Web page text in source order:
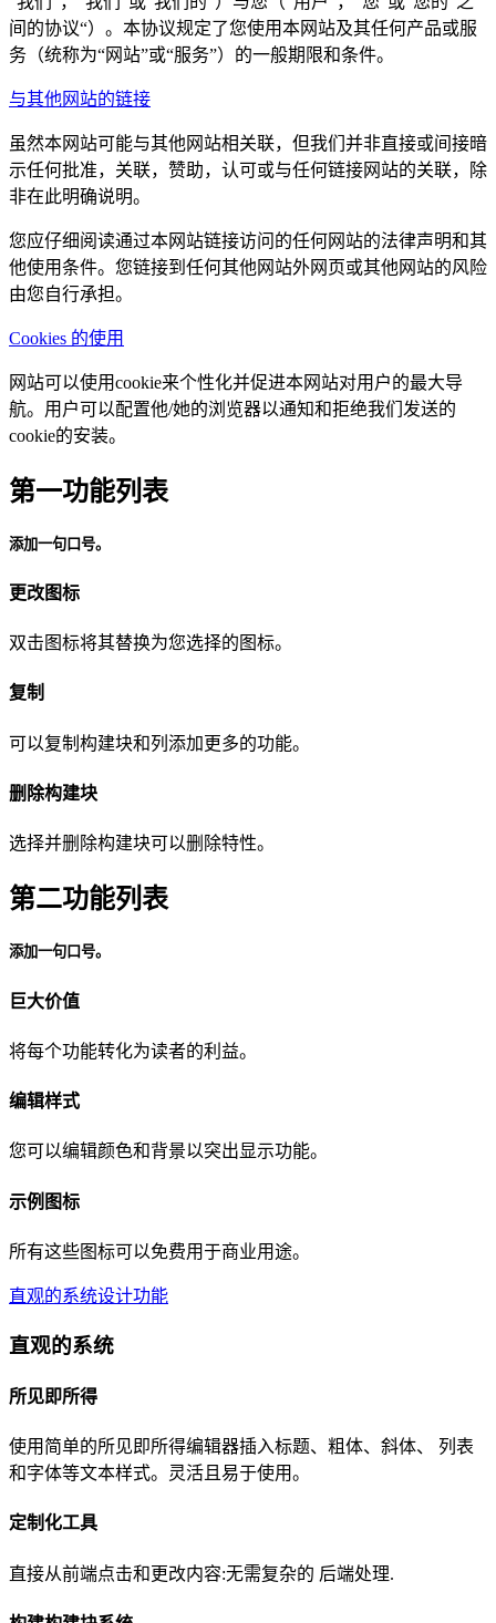
间的协议“）。本协议规定了您使用本网站及其任何产品或服
务（统称为“网站”或“服务”）的一般期限和条件。
与其他网站的链接
虽然本网站可能与其他网站相关联，但我们并非直接或间接暗
示任何批准，关联，赞助，认可或与任何链接网站的关联，除
非在此明确说明。
您应仔细阅读通过本网站链接访问的任何网站的法律声明和其
他使用条件。您链接到任何其他网站外网页或其他网站的风险
由您自行承担。
Cookies 的使用
网站可以使用cookie来个性化并促进本网站对用户的最大导
航。用户可以配置他/她的浏览器以通知和拒绝我们发送的
cookie的安装。
第一功能列表
添加一句口号。
更改图标
双击图标将其替换为您选择的图标。
复制
可以复制构建块和列添加更多的功能。
删除构建块
选择并删除构建块可以删除特性。
第二功能列表
添加一句口号。
巨大价值
将每个功能转化为读者的利益。
编辑样式
您可以编辑颜色和背景以突出显示功能。
示例图标
所有这些图标可以免费用于商业用途。
直观的系统设计功能
直观的系统
所见即所得
使用简单的所见即所得编辑器插入标题、粗体、斜体、 列表
和字体等文本样式。灵活且易于使用。
定制化工具
直接从前端点击和更改内容:无需复杂的 后端处理.